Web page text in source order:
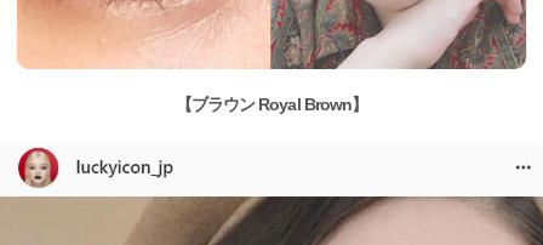
【ブラウン Royal Brown】